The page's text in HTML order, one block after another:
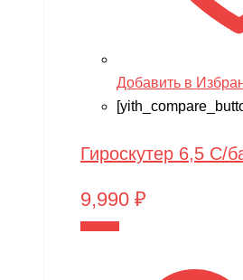
Добавить в
Гироскутер 6,5 С/
9,990 ₽